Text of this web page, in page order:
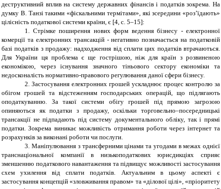
деструктивний вплив на систему державних фінансів і податків зокрема. На
думку В. Танзі такими «фіскальними термітами», які зсередини «роз’їдають»
цілісність податкової системи країни, є [4, c. 5–15]:
1. Стрімке поширення нових форм ведення бізнесу - електронної
комерції та електронних трансакцій - негативно позначається на податковій
базі податків з продажу: надходження від сплати цих податків втрачаються.
Для України ця проблема є ще гострішою, ніж для країн з розвиненою
економікою, через існування значного тіньового сектору економіки та
недосконалість нормативно-правового регулювання даної сфери бізнесу.
2. Застосування електронних грошейускладнює процес контролю за
обігом грошей та відстеженням господарських операцій, що підлягають
оподаткуванню. За такої системи обігу грошей під прямою загрозою
опиняються як податки з продажу, оскільки торговельно–посередницькі
трансакції не підпадають під систему документального обліку, так і прямі
податки. Зокрема виникає можливість отримання роботи через інтернет та
розрахунків за виконані роботи чи послуги.
3.Маніпулювання з трансферними цінами та угодамив межах однієї
транснаціональної компаніїв низькоподаткових юрисдикціях сприяє
зменшенню податкового навантаження та підвищує можливості застосування
схем ухилення від сплати податків. Актуальним в цьому аспекті є
застосування концепцій «зловживання правом» та «ділової цілі», «пріоритету